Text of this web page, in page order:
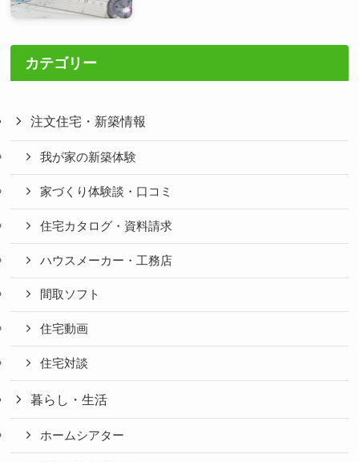
カテゴリー
注文住宅・新築情報
我が家の新築体験
家づくり体験談・口コミ
住宅カタログ・資料請求
ハウスメーカー・工務店
間取ソフト
住宅動画
住宅対談
暮らし・生活
ホームシアター